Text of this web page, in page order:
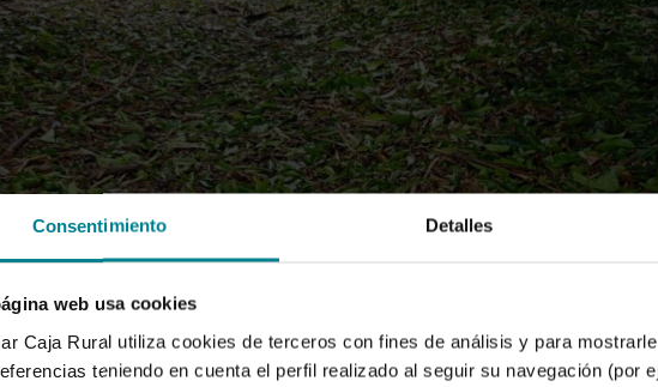
Consentimiento Detalles
web usa cookies
Caja Rural utiliza cookies de terceros con fines de análisis y para
teniendo en cuenta el perfil realizado al seguir su navegación (por